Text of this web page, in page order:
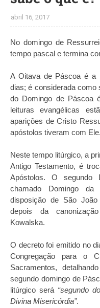
abril 16, 2017
No domingo de
tempo pascal e termina
A Oitava de Páscoa é a
dias; é considerada como
do Domingo de Páscoa
leituras evangélicas
aparições de Cristo
apóstolos tiveram com Ele.
Neste tempo litúrgico, a
Antigo Testamento, é
Apóstolos. O segundo
chamado Domingo da
disposição de São
depois da
Kowalska.
O decreto foi emitido no
Congregação para o
Sacramentos,
segundo domingo de
litúrgico será “segundo
Divina Misericórdia”.